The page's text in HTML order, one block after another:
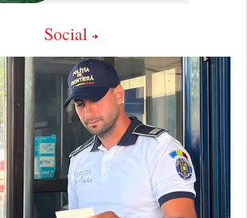
Social